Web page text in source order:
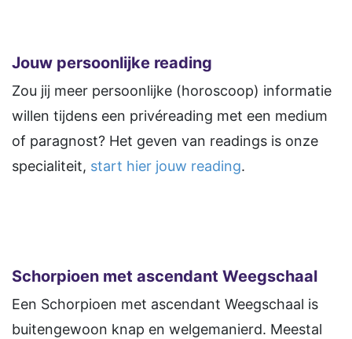
Jouw persoonlijke reading
Zou jij meer persoonlijke (horoscoop) informatie
willen tijdens een privéreading met een medium
of paragnost? Het geven van readings is onze
specialiteit, start hier jouw reading.
Schorpioen met ascendant Weegschaal
Een Schorpioen met ascendant Weegschaal is
buitengewoon knap en welgemanierd. Meestal